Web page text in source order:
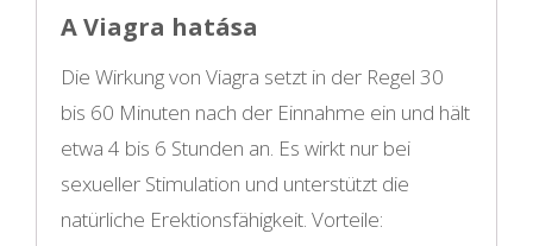
A Viagra hatása
Die Wirkung von Viagra setzt in der Regel 30
bis 60 Minuten nach der Einnahme ein und hält
etwa 4 bis 6 Stunden an. Es wirkt nur bei
sexueller Stimulation und unterstützt die
natürliche Erektionsfähigkeit. Vorteile: